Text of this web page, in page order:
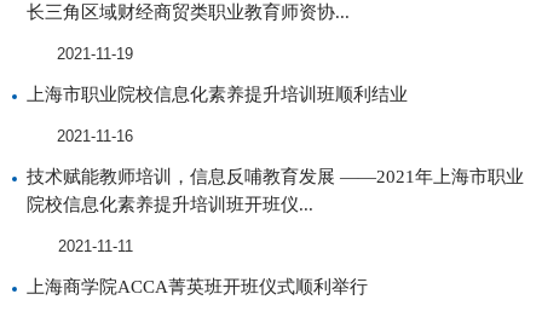
长三角区域财经商贸类职业教育师资协...
2021-11-19
上海市职业院校信息化素养提升培训班顺利结业
2021-11-16
技术赋能教师培训，信息反哺教育发展 ——2021年上海市职业
院校信息化素养提升培训班开班仪...
2021-11-11
上海商学院ACCA菁英班开班仪式顺利举行